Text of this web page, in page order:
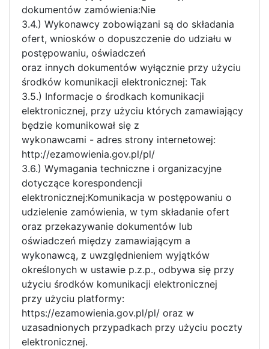
dokumentów zamówienia:Nie
3.4.) Wykonawcy zobowiązani są do składania
ofert, wniosków o dopuszczenie do udziału w
postępowaniu, oświadczeń
oraz innych dokumentów wyłącznie przy użyciu
środków komunikacji elektronicznej: Tak
3.5.) Informacje o środkach komunikacji
elektronicznej, przy użyciu których zamawiający
będzie komunikował się z
wykonawcami - adres strony internetowej:
http://ezamowienia.gov.pl/pl/
3.6.) Wymagania techniczne i organizacyjne
dotyczące korespondencji
elektronicznej:Komunikacja w postępowaniu o
udzielenie zamówienia, w tym składanie ofert
oraz przekazywanie dokumentów lub
oświadczeń między zamawiającym a
wykonawcą, z uwzględnieniem wyjątków
określonych w ustawie p.z.p., odbywa się przy
użyciu środków komunikacji elektronicznej
przy użyciu platformy:
https://ezamowienia.gov.pl/pl/ oraz w
uzasadnionych przypadkach przy użyciu poczty
elektronicznej.